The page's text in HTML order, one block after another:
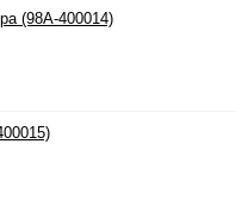
(98A-400014)